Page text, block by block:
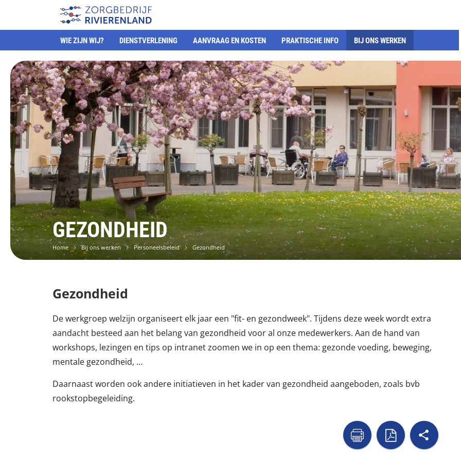
WIE ZIJN WIJ? DIENSTVERLENING AANVRAAG EN KOSTEN PRAKTISCHE INFO BIJ ONS WERKEN
GEZONDHEID
Home Bij ons werken Personeelsbeleid Gezondheid
Gezondheid
De werkgroep welzijn organiseert elk jaar een "fit- en gezondweek". Tijdens deze week wordt extra
aandacht besteed aan het belang van gezondheid voor al onze medewerkers. Aan de hand van
workshops, lezingen en tips op intranet zoomen we in op een thema: gezonde voeding, beweging,
mentale gezondheid, …
Daarnaast worden ook andere initiatieven in het kader van gezondheid aangeboden, zoals bvb
rookstopbegeleiding.
